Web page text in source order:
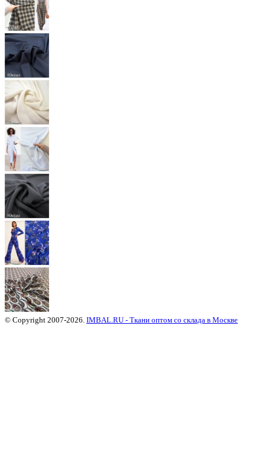
© Copyright 2007-2026. IMBAL.RU - Ткани оптом со склада в Москве